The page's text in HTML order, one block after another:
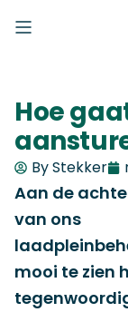
Hoe
By Stekker
Aan de
van ons
mooi te zien